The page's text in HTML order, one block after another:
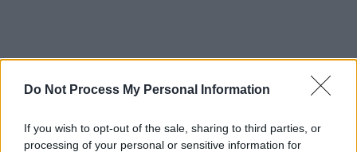
Do Not Process My Personal Information
If you wish to opt-out of the sale, sharing to third parties, or
processing of your personal or sensitive information for
ad